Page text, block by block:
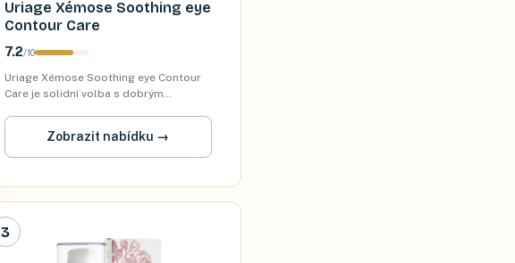
Uriage Xémose Soothing eye
Contour Care
7.2/10
Uriage Xémose Soothing eye Contour
Care je solidní volba s dobrým
Zobrazit nabídku →
3